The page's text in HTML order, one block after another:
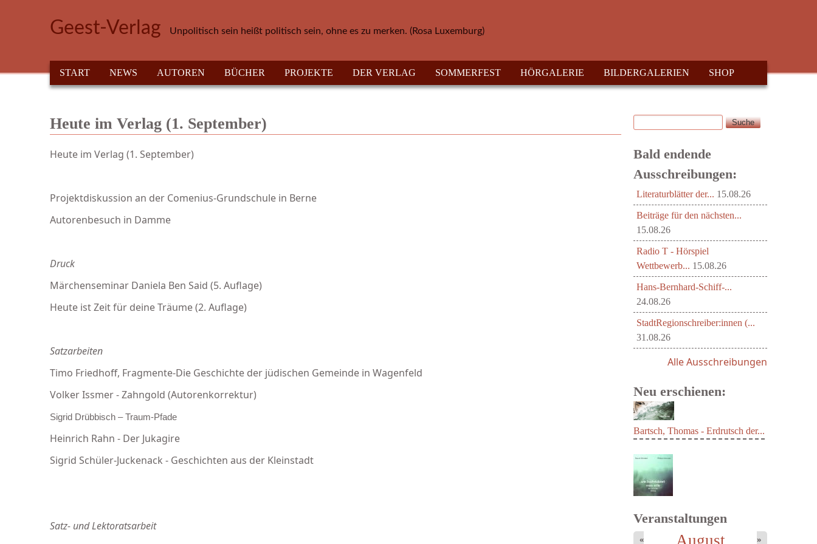
Geest-Verlag Unpolitisch sein heißt politisch sein, ohne es zu merken. (Rosa Luxemburg)
HAUPTMENÜ
START NEWS AUTOREN BÜCHER PROJEKTE DER VERLAG SOMMERFEST HÖRGALERIE BILDERGALERIEN SHOP
Heute im Verlag (1. September)
Heute im Verlag (1. September)
Projektdiskussion an der Comenius-Grundschule in Berne
Autorenbesuch in Damme
Druck
Märchenseminar Daniela Ben Said (5. Auflage)
Heute ist Zeit für deine Träume (2. Auflage)
Satzarbeiten
Timo Friedhoff, Fragmente-Die Geschichte der jüdischen Gemeinde in Wagenfeld
Volker Issmer - Zahngold (Autorenkorrektur)
Sigrid Drübbisch – Traum-Pfade
Heinrich Rahn - Der Jukagire
Sigrid Schüler-Juckenack - Geschichten aus der Kleinstadt
Satz- und Lektoratsarbeit
Suchformular
Suche
Bald endende
Ausschreibungen:
Literaturblätter der... 15.08.26
Beiträge für den nächsten...
15.08.26
Radio T - Hörspiel
Wettbewerb... 15.08.26
Hans-Bernhard-Schiff-...
24.08.26
StadtRegionschreiber:innen (...
31.08.26
Alle Ausschreibungen
Neu erschienen:
Bartsch, Thomas - Erdrutsch der...
Veranstaltungen
August
« »